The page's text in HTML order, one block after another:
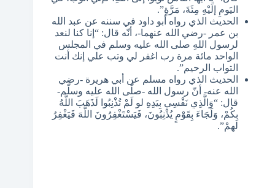
اليَومِ إلَيْهِ مِئَةَ، مَرَّةٍ”.
الحديث الذي رواه أبو داود في سننه عن عبد الله
بن عمر -رضي الله عنهما-، أنّه قال: “إنا كنا لنعد
لرسول اللهِ صلى الله عليه وسلم في المجلس
الواحد مائة مرة رب اغفر لي وتب علي إنك أنت
التواب الرحيم”.
الحديث الذي رواه مسلم عن أبي هريرة -رضي
الله عنه- أنّ رسول الله -صلّى الله عليه وسلّم-
قال: “وَالَّذِي نَفْسِي بِيَدِهِ لو لَمْ تُذْنِبُوا لَذَهَبَ اللَّهُ
بِكُمْ، وَلَجَاءَ بِقَوْمٍ يُذْنِبُونَ، فَيَسْتَغْفِرُونَ اللَّهَ فَيَغْفِرُ
لهمْ”.